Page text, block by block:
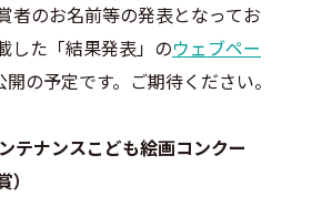
者のお名前等の発表となってお
した「結果発表」のウェブペー
の予定です。ご期待ください。
テナンスこども絵画コンクー